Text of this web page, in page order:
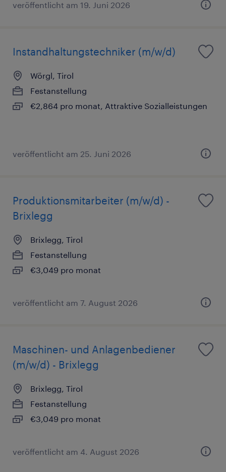
veröffentlicht am 19. Juni 2026
Instandhaltungstechniker (m/w/d)
Wörgl, Tirol
Festanstellung
€2,864 pro monat, Attraktive Sozialleistungen
veröffentlicht am 25. Juni 2026
Produktionsmitarbeiter (m/w/d) -
Brixlegg
Brixlegg, Tirol
Festanstellung
€3,049 pro monat
veröffentlicht am 7. August 2026
Maschinen- und Anlagenbediener
(m/w/d) - Brixlegg
Brixlegg, Tirol
Festanstellung
€3,049 pro monat
veröffentlicht am 4. August 2026